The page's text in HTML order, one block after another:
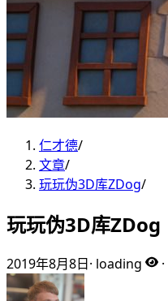
仁才德/
文章/
玩玩伪3D库ZDog/
玩玩伪3D库ZDog
2019年8月8日· loading ·